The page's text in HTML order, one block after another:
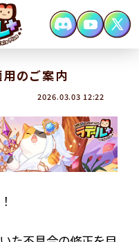
用のご案内
2026.03.03 12:22